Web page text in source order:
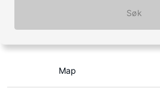
Søk
Map